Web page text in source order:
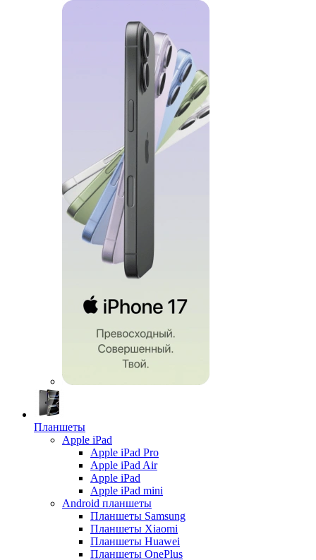
Планшеты
Apple iPad
Apple iPad Pro
Apple iPad Air
Apple iPad
Apple iPad mini
Android планшеты
Планшеты Samsung
Планшеты Xiaomi
Планшеты Huawei
Планшеты OnePlus